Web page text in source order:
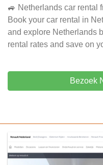
🚙 Netherlands car rental
Book your car rental in
and explore Netherlands
rental rates and save on
Bezoek